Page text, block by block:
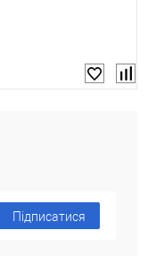
Підписатися